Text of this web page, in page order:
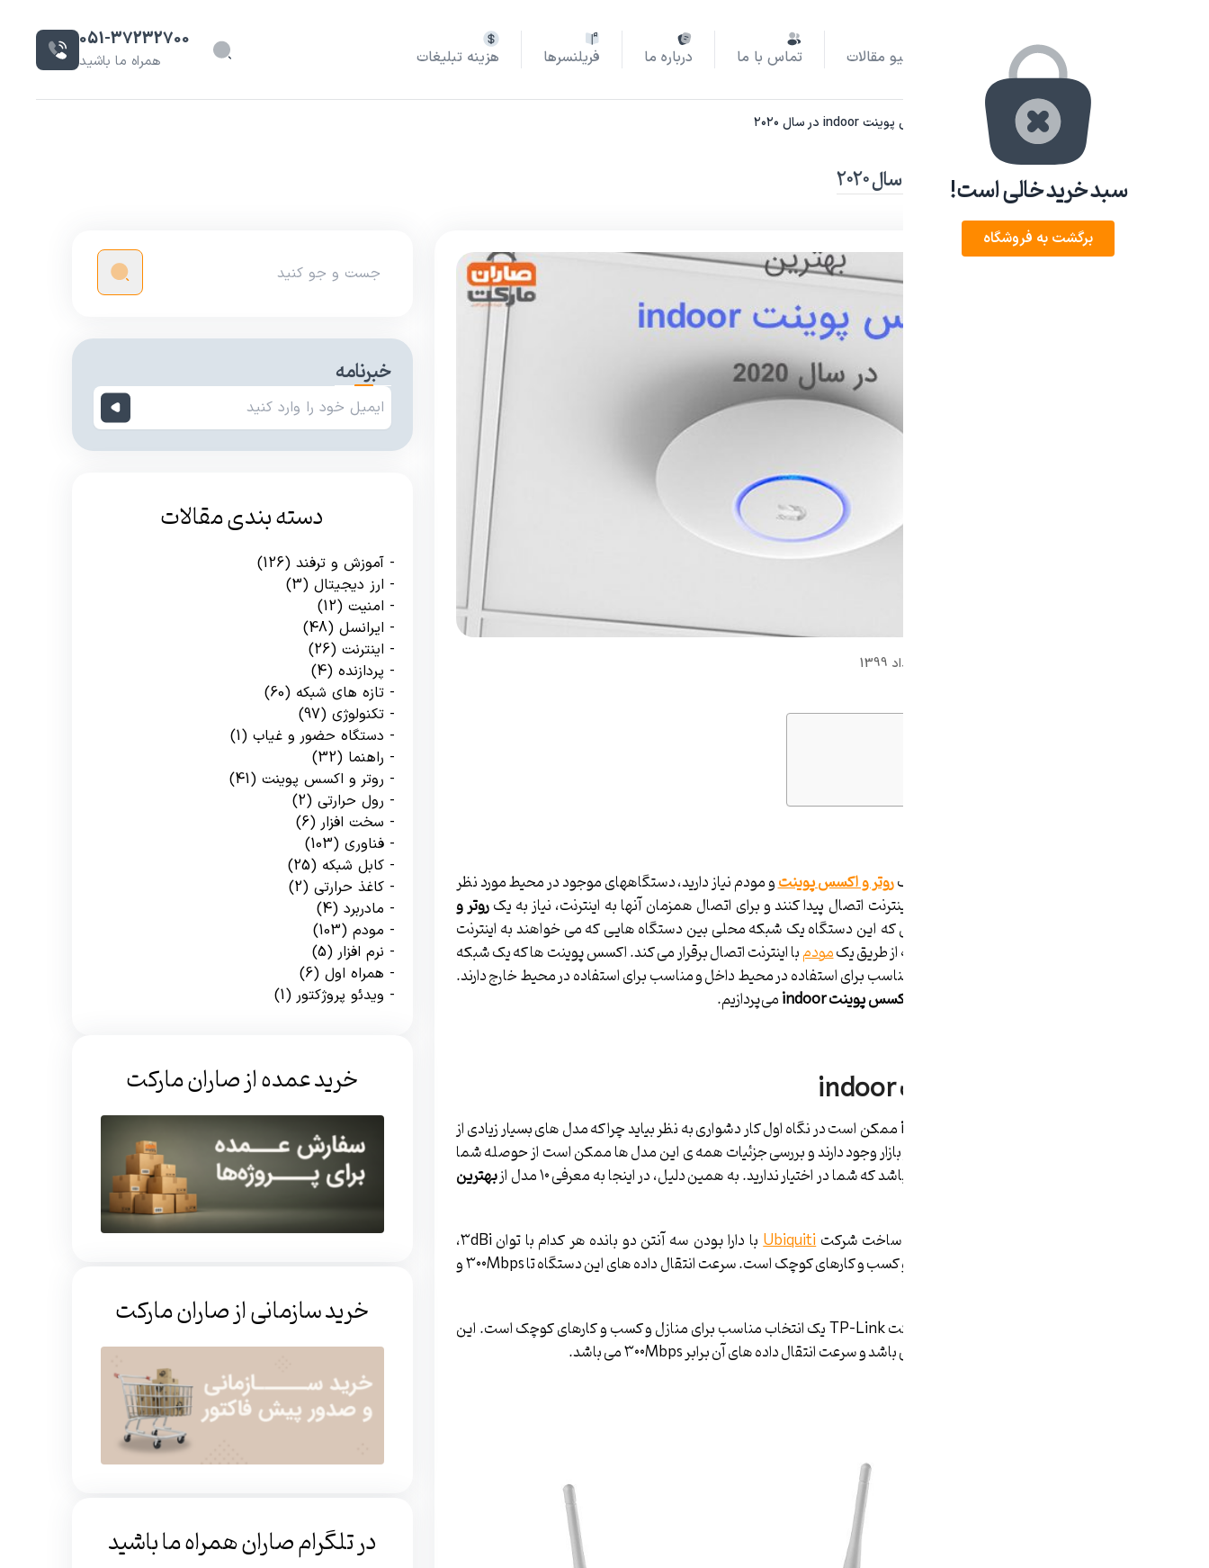
صفحه نخست آرشیو مقالات تماس با ما درباره ما فریلنسرها هزینه تبلیغات
051-37232700
همراه ما باشید
سبد خرید خالی است!
برگشت به فروشگاه
روتر و اکسس پوینت بهترین اکسس پوینت indoor در سال ۲۰۲۰
بهترین اکسس پوینت indoor در سال ۲۰۲۰
برای اتصال به اینترنت شما حتما به یکروتر و اکسس پوینتو مودم نیاز دارید، دستگاه­های موجود در محیط مورد نظر
شما، نمی­ توانند به طور جداگانه به اینترنت اتصال پیدا کنند و برای اتصال همزمان آن­ها به اینترنت، نیاز به یکروتر و
وجود دارد. به این دلیل که این دستگاه یک شبکه محلی بین دستگاه ­هایی که می­ خواهند به اینترنت
متصل شوند برقرار می­ کند و این شبکه از طریق یکمودمبا اینترنت اتصال برقرار می­ کند. اکسس پوینت­ ها که یک شبکه
بی­سیم محلی ایجاد می ­کنند، دو مدل مناسب برای استفاده در محیط داخل و مناسب برای استفاده در محیط خارج دارند.
بهترین اکسس پوینتindoorمی­‌پردازیم.
بهترین اکسس پوینتindoor
indoorممکن است در نگاه اول کار دشواری به نظر بیاید چرا که مدل­ های بسیار زیادی از
شرکت­ های شناخته شده و معروف در بازار وجود دارند و بررسی جزئیات همه­ ی این مدل ­ها ممکن است از حوصله شما
خارج باشد و یا وقت زیادی لازم داشته باشد که شما در اختیار ندارید. به همین دلیل، در اینجا به معرفی ۱۰ مدل از بهترین
ساخت شرکتUbiquiti با دارا بودن سه آنتن دو بانده هر کدام با توان ۳dBi،
انتخاب مناسبی برای منازل، دفاتر کار و کسب­ و­ کارهای کوچک است. سرعت انتقال داده­ های این دستگاه تا ۳۰۰Mbps و
ساخت شرکت TP-Link یک انتخاب مناسب برای منازل و کسب ­و ­کارهای کوچک است. این
روتر و اکسس پوینت، دارای سه آنتن می باشد و سرعت انتقال داده­ های آن برابر ۳۰۰Mbps می ­باشد.
خبرنامه
دسته بندی مقالات
آموزش و ترفند (126)
ارز دیجیتال (3)
امنیت (12)
ایرانسل (48)
اینترنت (26)
پردازنده (4)
تازه های شبکه (60)
تکنولوژی (97)
دستگاه حضور و غیاب (1)
راهنما (32)
روتر و اکسس پوینت (41)
رول حرارتی (2)
سخت افزار (6)
فناوری (103)
کابل شبکه (25)
کاغذ حرارتی (2)
مادربرد (4)
مودم (103)
نرم افزار (5)
همراه اول (6)
ویدئو پروژکتور (1)
خرید عمده از صاران مارکت
خرید سازمانی از صاران مارکت
در تلگرام صاران همراه ما باشید